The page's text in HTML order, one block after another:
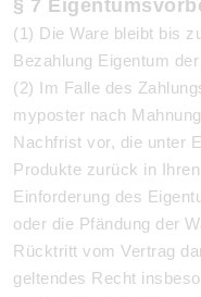
§ 7
(1) Die Ware bleibt bis
Bezahlung Eigentum
(2) Im Falle des
myposter nach
Nachfrist vor, die unter
Produkte zurück in
Einforderung des
oder die Pfändung der
Rücktritt vom Vertrag
geltendes Recht